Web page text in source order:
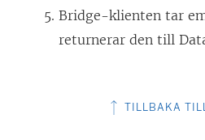
Bridge-klienten tar
returnerar den till
TILLBAKA